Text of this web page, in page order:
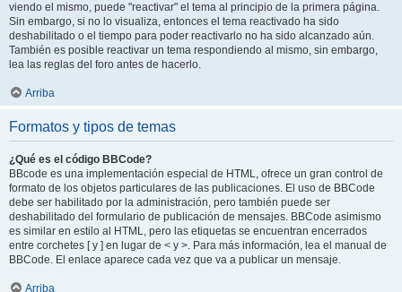
viendo el mismo, puede "reactivar" el tema al principio de la primera página.
Sin embargo, si no lo visualiza, entonces el tema reactivado ha sido
deshabilitado o el tiempo para poder reactivarlo no ha sido alcanzado aún.
También es posible reactivar un tema respondiendo al mismo, sin embargo,
lea las reglas del foro antes de hacerlo.
Arriba
Formatos y tipos de temas
¿Qué es el código BBCode?
BBcode es una implementación especial de HTML, ofrece un gran control de
formato de los objetos particulares de las publicaciones. El uso de BBCode
debe ser habilitado por la administración, pero también puede ser
deshabilitado del formulario de publicación de mensajes. BBCode asimismo
es similar en estilo al HTML, pero las etiquetas se encuentran encerrados
entre corchetes [ y ] en lugar de < y >. Para más información, lea el manual de
BBCode. El enlace aparece cada vez que va a publicar un mensaje.
Arriba